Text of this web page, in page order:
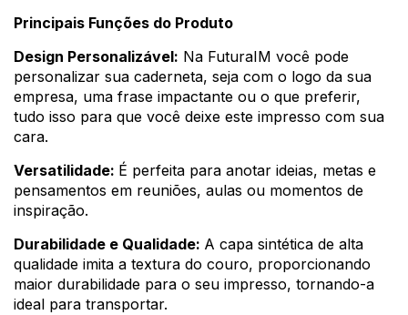
Principais Funções do Produto
Design Personalizável: Na FuturaIM você pode
personalizar sua caderneta, seja com o logo da sua
empresa, uma frase impactante ou o que preferir,
tudo isso para que você deixe este impresso com sua
cara.
Versatilidade: É perfeita para anotar ideias, metas e
pensamentos em reuniões, aulas ou momentos de
inspiração.
Durabilidade e Qualidade: A capa sintética de alta
qualidade imita a textura do couro, proporcionando
maior durabilidade para o seu impresso, tornando-a
ideal para transportar.